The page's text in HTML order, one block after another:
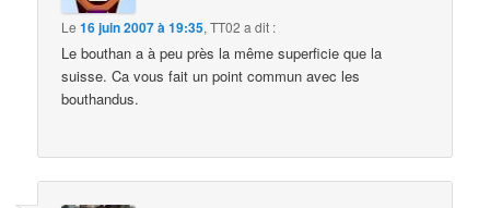
Le16 juin 2007 à 19:35,TT02 a dit :
Le bouthan a à peu près la même superficie que la
suisse. Ca vous fait un point commun avec les
bouthandus.